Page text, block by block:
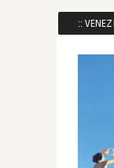
::